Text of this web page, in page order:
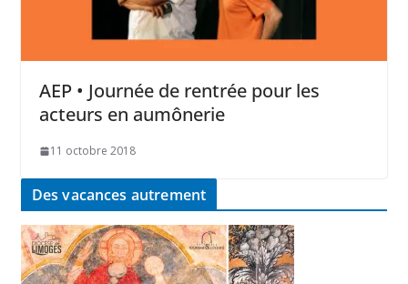
AEP • Journée de rentrée pour les
acteurs en aumônerie
11 octobre 2018
Des vacances autrement